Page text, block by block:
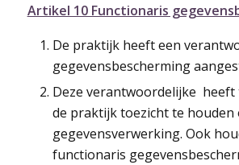
Artikel 10 Functionaris
De praktijk heeft een
gegevensbescherming
Deze verantwoordelijke
de praktijk toezicht te houden
gegevensverwerking. Ook
functionaris